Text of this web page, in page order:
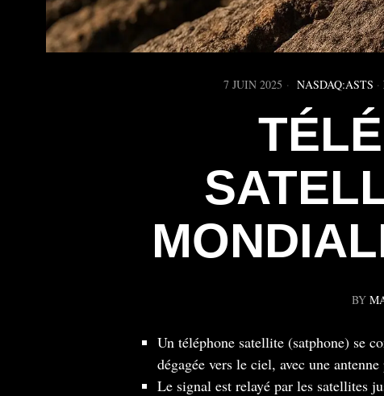
7 JUIN 2025 NASDAQ:ASTS ·
BY
Un téléphone satellite (satphone) se
dégagée vers le ciel, avec une
Le signal est relayé par les satellites